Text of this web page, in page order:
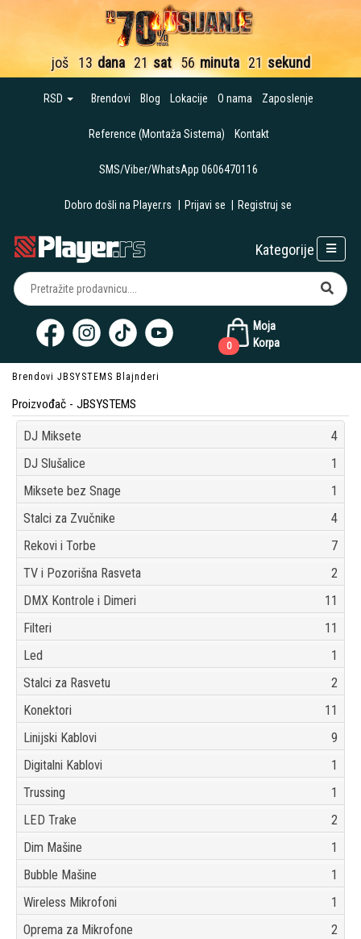
još 13 dana 21 sat 56 minuta 20 sekundi
RSD Brendovi Blog Lokacije O nama Zaposlenje
Reference (Montaža Sistema) Kontakt
SMS/Viber/WhatsApp 0606470116
Dobro došli na Player.rs Prijavi se Registruj se
Moja
Korpa
0
Kategorije
Brendovi JBSYSTEMS Blajnderi
Proizvođač - JBSYSTEMS
DJ Miksete
4
DJ Slušalice
1
Miksete bez Snage
1
Stalci za Zvučnike
4
Rekovi i Torbe
7
TV i Pozorišna Rasveta
2
DMX Kontrole i Dimeri
11
Filteri
11
Led
1
Stalci za Rasvetu
2
Konektori
11
Linijski Kablovi
9
Digitalni Kablovi
1
Trussing
1
LED Trake
2
Dim Mašine
1
Bubble Mašine
1
Wireless Mikrofoni
1
Oprema za Mikrofone
2